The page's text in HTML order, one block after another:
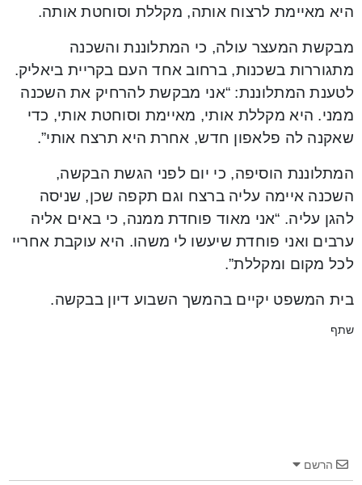
היא מאיימת לרצוח אותה, מקללת וסוחטת אותה.
מבקשת המעצר עולה, כי המתלוננת והשכנה
מתגוררות בשכנות, ברחוב אחד העם בקריית ביאליק.
לטענת המתלוננת: “אני מבקשת להרחיק את השכנה
ממני. היא מקללת אותי, מאיימת וסוחטת אותי, כדי
שאקנה לה פלאפון חדש, אחרת היא תרצח אותי”.
המתלוננת הוסיפה, כי יום לפני הגשת הבקשה,
השכנה איימה עליה ברצח וגם תקפה שכן, שניסה
להגן עליה. “אני מאוד פוחדת ממנה, כי באים אליה
ערבים ואני פוחדת שיעשו לי משהו. היא עוקבת אחריי
לכל מקום ומקללת”.
בית המשפט יקיים בהמשך השבוע דיון בבקשה.
שתף
הרשם